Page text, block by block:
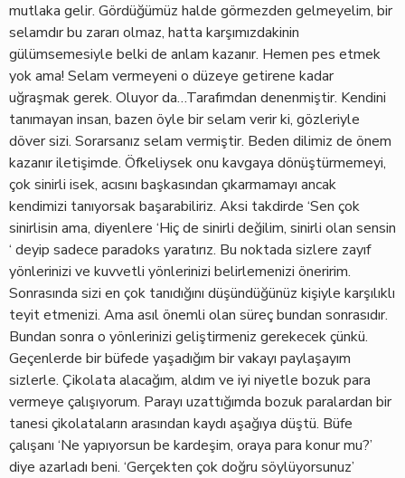
mutlaka gelir. Gördüğümüz halde görmezden gelmeyelim, bir
selamdır bu zararı olmaz, hatta karşımızdakinin
gülümsemesiyle belki de anlam kazanır. Hemen pes etmek
yok ama! Selam vermeyeni o düzeye getirene kadar
uğraşmak gerek. Oluyor da…Tarafımdan denenmiştir. Kendini
tanımayan insan, bazen öyle bir selam verir ki, gözleriyle
döver sizi. Sorarsanız selam vermiştir. Beden dilimiz de önem
kazanır iletişimde. Öfkeliysek onu kavgaya dönüştürmemeyi,
çok sinirli isek, acısını başkasından çıkarmamayı ancak
kendimizi tanıyorsak başarabiliriz. Aksi takdirde ‘Sen çok
sinirlisin ama, diyenlere ‘Hiç de sinirli değilim, sinirli olan sensin
‘ deyip sadece paradoks yaratırız. Bu noktada sizlere zayıf
yönlerinizi ve kuvvetli yönlerinizi belirlemenizi öneririm.
Sonrasında sizi en çok tanıdığını düşündüğünüz kişiyle karşılıklı
teyit etmenizi. Ama asıl önemli olan süreç bundan sonrasıdır.
Bundan sonra o yönlerinizi geliştirmeniz gerekecek çünkü.
Geçenlerde bir büfede yaşadığım bir vakayı paylaşayım
sizlerle. Çikolata alacağım, aldım ve iyi niyetle bozuk para
vermeye çalışıyorum. Parayı uzattığımda bozuk paralardan bir
tanesi çikolataların arasından kaydı aşağıya düştü. Büfe
çalışanı ‘Ne yapıyorsun be kardeşim, oraya para konur mu?’
diye azarladı beni. ‘Gerçekten çok doğru söylüyorsunuz’